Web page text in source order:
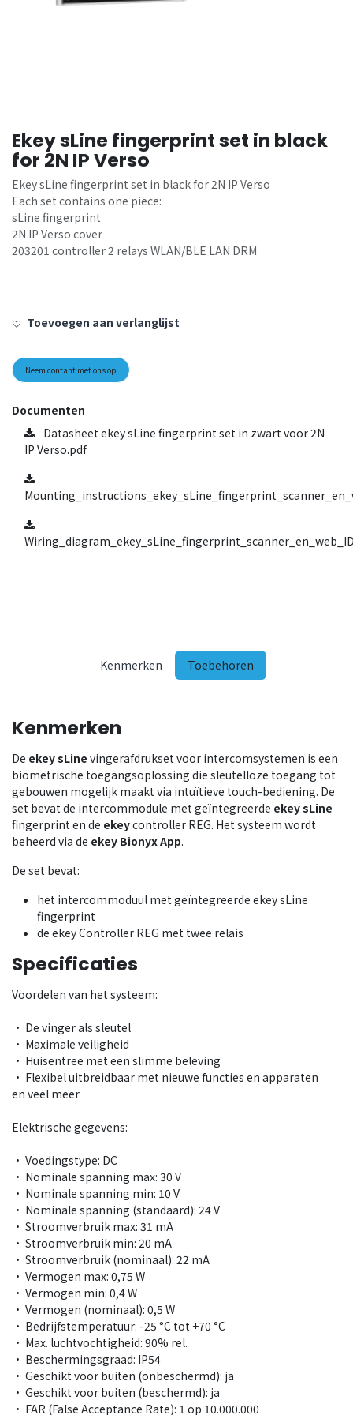
Ekey sLine fingerprint set in black
for 2N IP Verso
Ekey sLine fingerprint set in black for 2N IP Verso
Each set contains one piece:
sLine fingerprint
2N IP Verso cover
203201 controller 2 relays WLAN/BLE LAN DRM
Toevoegen aan verlanglijst
Neem contant met ons op
Documenten
Datasheet ekey sLine fingerprint set in zwart voor 2N
IP Verso.pdf
Kenmerken Toebehoren
Kenmerken
De ekey sLine vingerafdrukset voor intercomsystemen is een
biometrische toegangsoplossing die sleutelloze toegang tot
gebouwen mogelijk maakt via intuïtieve touch-bediening. De
set bevat de intercommodule met geïntegreerde ekey sLine
fingerprint en de ekeycontroller REG. Het systeem wordt
beheerd via de ekey Bionyx App.
De set bevat:
het intercommoduul met geïntegreerde ekey sLine
fingerprint
de ekey Controller REG met twee relais
Specificaties
Voordelen van het systeem:
• De vinger als sleutel
• Maximale veiligheid
• Huisentree met een slimme beleving
• Flexibel uitbreidbaar met nieuwe functies en apparaten
en veel meer
Elektrische gegevens:
• Voedingstype: DC
• Nominale spanning max: 30 V
• Nominale spanning min: 10 V
• Nominale spanning (standaard): 24 V
• Stroomverbruik max: 31 mA
• Stroomverbruik min: 20 mA
• Stroomverbruik (nominaal): 22 mA
• Vermogen max: 0,75 W
• Vermogen min: 0,4 W
• Vermogen (nominaal): 0,5 W
• Bedrijfstemperatuur: -25 °C tot +70 °C
• Max. luchtvochtigheid: 90% rel.
• Beschermingsgraad: IP54
• Geschikt voor buiten (onbeschermd): ja
• Geschikt voor buiten (beschermd): ja
• FAR (False Acceptance Rate): 1 op 10.000.000